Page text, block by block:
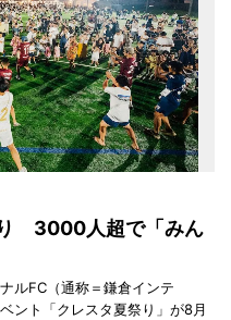
3000人超で「みん
ルFC（通称＝鎌倉インテ
ント「クレスタ夏祭り」が8月